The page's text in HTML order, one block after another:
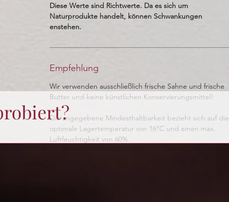
Diese Werte sind Richtwerte. Da es sich um
Naturprodukte handelt, können Schwankungen
enstehen.
Empfehlung
Wir verwenden ausschließlich frische Sahne und frische
Butter und keine künstlichen Konservierungsmittel!
Die angegebene Mindesthaltbarkeit bezieht sich auf die
optimale Lagertemperatur von 16°C und einen max.
Luftfeuchtigkeit von 60%.